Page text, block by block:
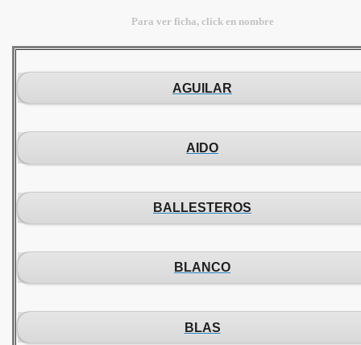
Para ver ficha, click en nombre
AGUILAR
AIDO
BALLESTEROS
BLANCO
BLAS